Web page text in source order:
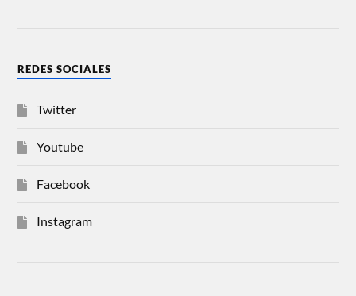
REDES SOCIALES
Twitter
Youtube
Facebook
Instagram